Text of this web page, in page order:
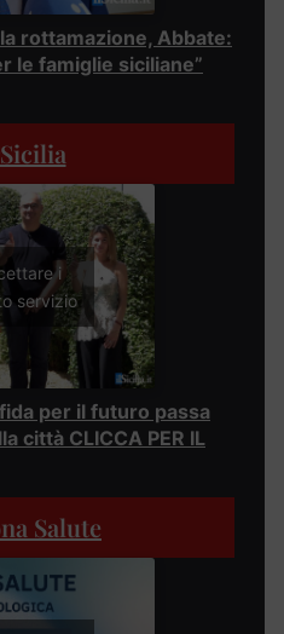
rottamazione, Abbate:
le famiglie siciliane”
i
servizio
per il futuro passa
città CLICCA PER IL
Salute